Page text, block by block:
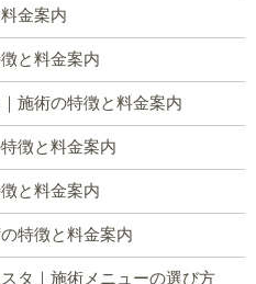
金案内
と料金案内
施術の特徴と料金案内
徴と料金案内
と料金案内
特徴と料金案内
タ｜施術メニューの選び方